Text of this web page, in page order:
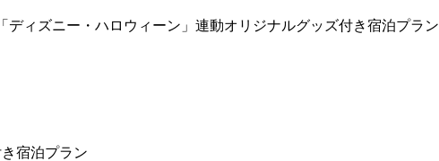
ィズニー・ハロウィーン」連動オリジナルグッズ付き宿泊プラン
宿泊プラン